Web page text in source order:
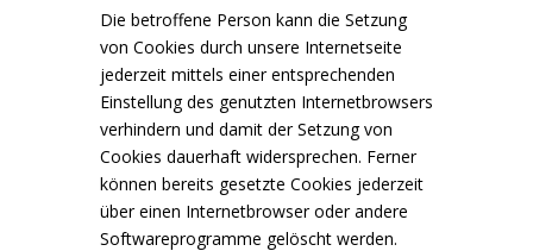
Die betroffene Person kann die Setzung
von Cookies durch unsere Internetseite
jederzeit mittels einer entsprechenden
Einstellung des genutzten Internetbrowsers
verhindern und damit der Setzung von
Cookies dauerhaft widersprechen. Ferner
können bereits gesetzte Cookies jederzeit
über einen Internetbrowser oder andere
Softwareprogramme gelöscht werden.